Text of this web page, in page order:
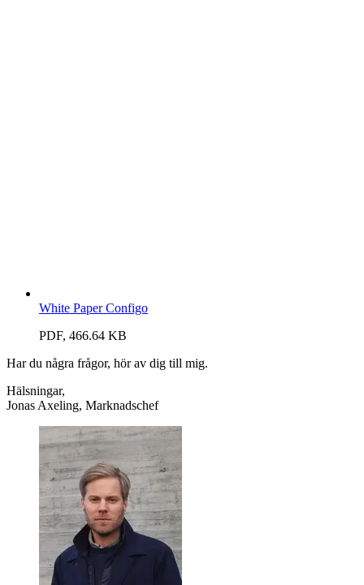
White Paper Configo
PDF, 466.64 KB
Har du några frågor, hör av dig till mig.
Hälsningar,
Jonas Axeling, Marknadschef